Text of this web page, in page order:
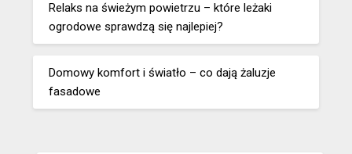
Relaks na świeżym powietrzu – które leżaki
ogrodowe sprawdzą się najlepiej?
Domowy komfort i światło – co dają żaluzje
fasadowe